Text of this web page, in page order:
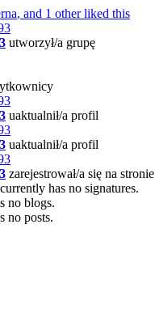
, and 1 other liked this
utworzył/a grupę
uaktualnił/a profil
uaktualnił/a profil
zarejestrował/a się na stronie
has no signatures.
no blogs.
no posts.